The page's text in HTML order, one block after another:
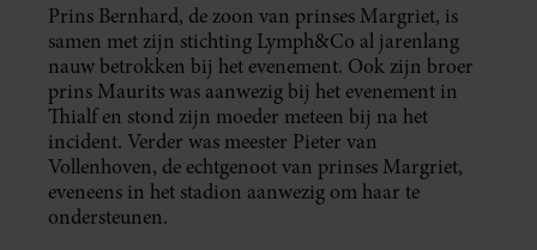
Prins Bernhard, de zoon van prinses Margriet, is
samen met zijn stichting Lymph&Co al jarenlang
nauw betrokken bij het evenement. Ook zijn broer
prins Maurits was aanwezig bij het evenement in
Thialf en stond zijn moeder meteen bij na het
incident. Verder was meester Pieter van
Vollenhoven, de echtgenoot van prinses Margriet,
eveneens in het stadion aanwezig om haar te
ondersteunen.